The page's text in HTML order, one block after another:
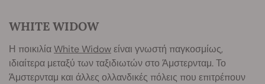
WHITE WIDOW
Η ποικιλίαWhite Widowείναι γνωστή παγκοσμίως,
ιδιαίτερα μεταξύ των ταξιδιωτών στο Άμστερνταμ. Το
Άμστερνταμ και άλλες ολλανδικές πόλεις που επιτρέπουν